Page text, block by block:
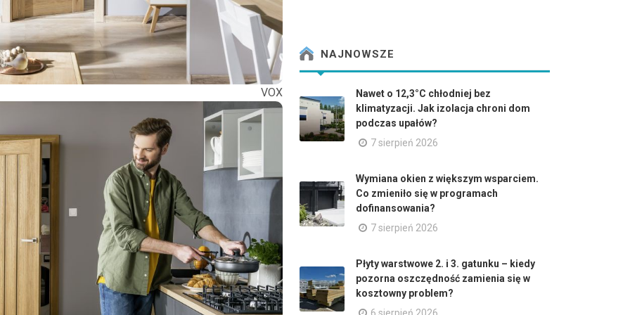
VOX
NAJNOWSZE
Nawet o 12,3°C chłodniej bez
klimatyzacji. Jak izolacja chroni dom
podczas upałów?
7 sierpień 2026
Wymiana okien z większym wsparciem.
Co zmieniło się w programach
dofinansowania?
7 sierpień 2026
Płyty warstwowe 2. i 3. gatunku – kiedy
pozorna oszczędność zamienia się w
kosztowny problem?